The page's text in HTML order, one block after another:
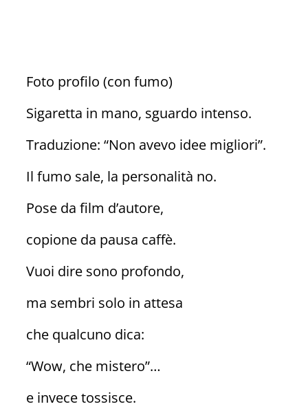
Foto profilo (con fumo)
Sigaretta in mano, sguardo intenso.
Traduzione: “Non avevo idee migliori”.
Il fumo sale, la personalità no.
Pose da film d’autore,
copione da pausa caffè.
Vuoi dire sono profondo,
ma sembri solo in attesa
che qualcuno dica:
“Wow, che mistero”…
e invece tossisce.